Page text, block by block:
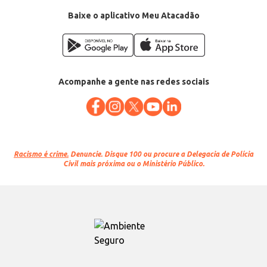
EAN: 7898925542223Baixe o aplicativo Meu Atacadão
Acompanhe a gente nas redes sociais
Racismo é crime. Denuncie. Disque 100 ou procure a Delegacia de Polícia
Civil mais próxima ou o Ministério Público.